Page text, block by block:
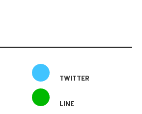
TWITTER
LINE